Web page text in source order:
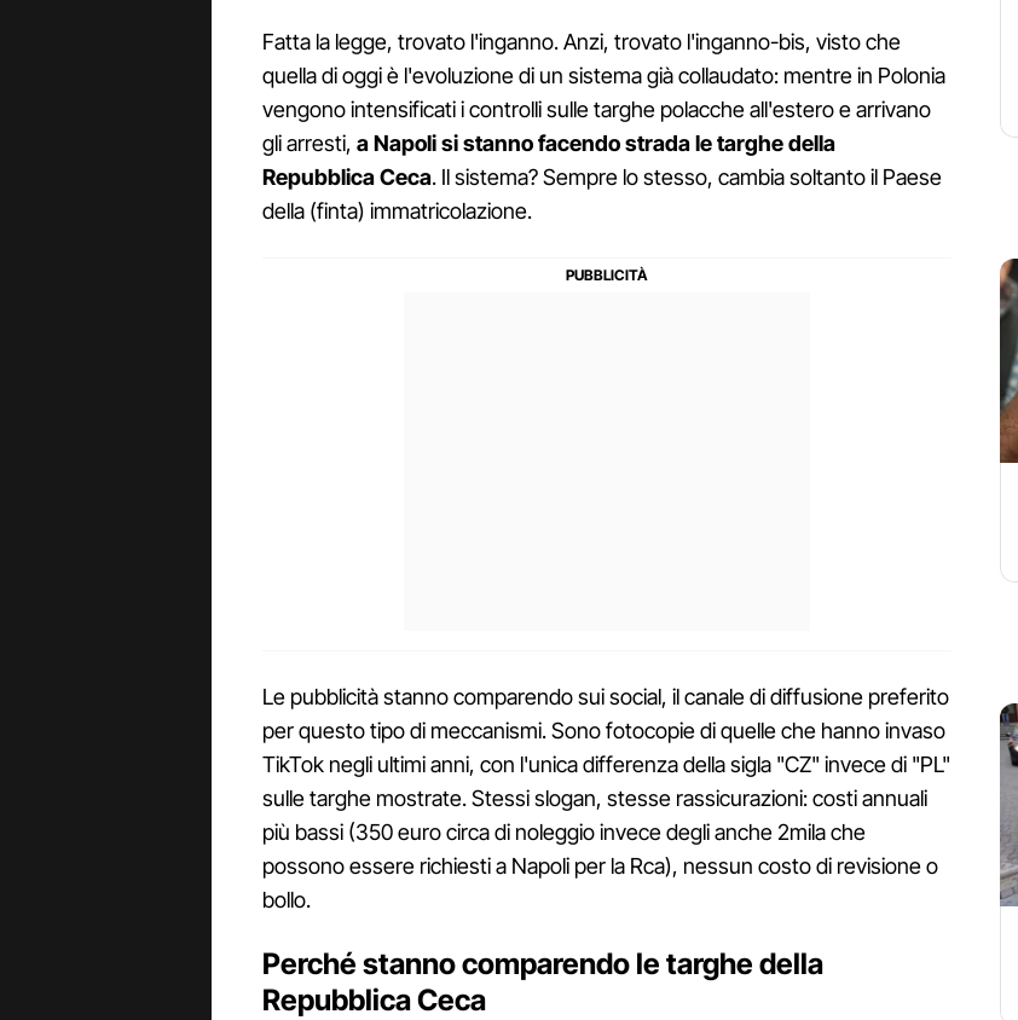
Fatta la legge, trovato l'inganno. Anzi, trovato l'inganno-bis, visto che
quella di oggi è l'evoluzione di un sistema già collaudato: mentre in Polonia
vengono intensificati i controlli sulle targhe polacche all'estero e arrivano
gli arresti, a Napoli si stanno facendo strada le targhe della
Repubblica Ceca. Il sistema? Sempre lo stesso, cambia soltanto il Paese
della (finta) immatricolazione.
Le pubblicità stanno comparendo sui social, il canale di diffusione preferito
per questo tipo di meccanismi. Sono fotocopie di quelle che hanno invaso
TikTok negli ultimi anni, con l'unica differenza della sigla "CZ" invece di "PL"
sulle targhe mostrate. Stessi slogan, stesse rassicurazioni: costi annuali
più bassi (350 euro circa di noleggio invece degli anche 2mila che
possono essere richiesti a Napoli per la Rca), nessun costo di revisione o
bollo.
Perché stanno comparendo le targhe della
Repubblica Ceca